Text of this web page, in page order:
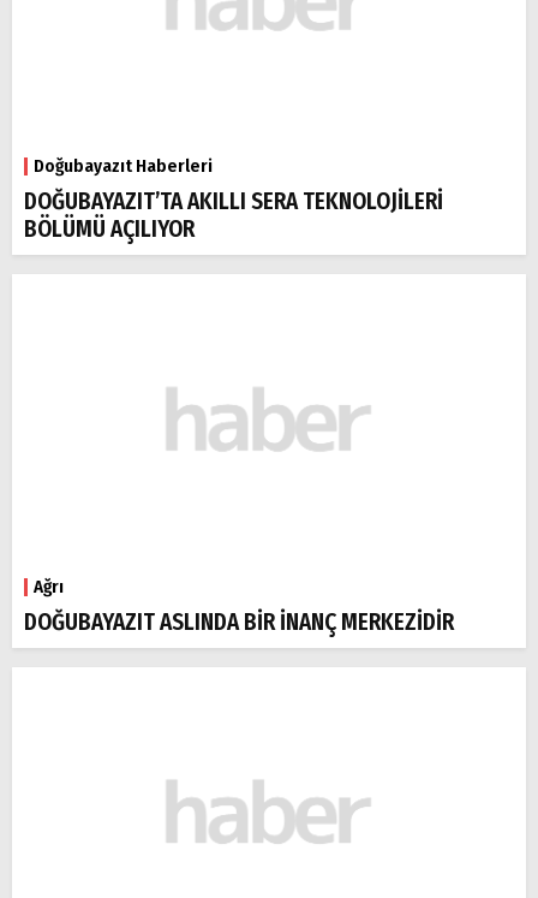
Doğubayazıt Haberleri
DOĞUBAYAZIT’TA AKILLI SERA TEKNOLOJİLERİ
BÖLÜMÜ AÇILIYOR
Ağrı
DOĞUBAYAZIT ASLINDA BİR İNANÇ MERKEZİDİR